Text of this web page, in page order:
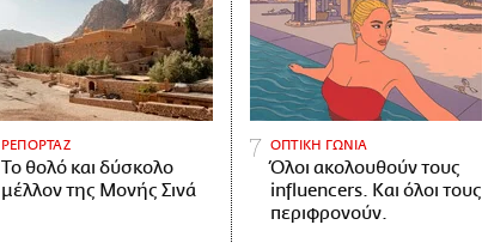
ΡΕΠΟΡΤΑΖ
Το θολό και δύσκολο
μέλλον της Μονής Σινά
ΟΠΤΙΚΗ ΓΩΝΙΑ
Όλοι ακολουθούν τους
influencers. Και όλοι τους
περιφρονούν.